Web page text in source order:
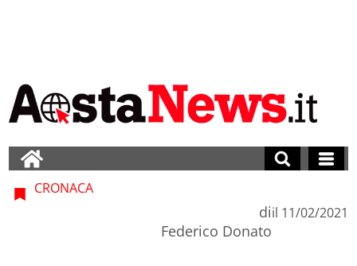
CRONACA
di
Federico Donato
il 11/02/2021